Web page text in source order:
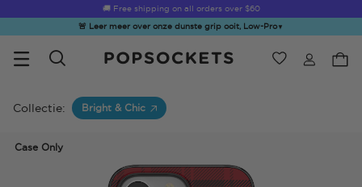
🚚 Free shipping on all orders over $60
🚨 Leer meer over onze dunste grip ooit, Low-Pro▼
Verlanglijst
Collectie: Bright & Chic
Case Only